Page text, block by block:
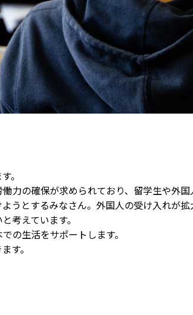
。
力の確保が求められており、留学生や外国
うとするみなさん。外国人の受け入れが
考えています。
の生活をサポートします。
す。